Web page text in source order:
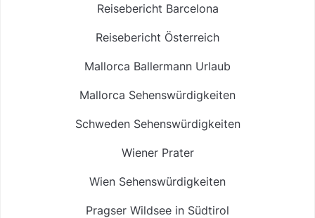
Reisebericht Barcelona
Reisebericht Österreich
Mallorca Ballermann Urlaub
Mallorca Sehenswürdigkeiten
Schweden Sehenswürdigkeiten
Wiener Prater
Wien Sehenswürdigkeiten
Pragser Wildsee in Südtirol